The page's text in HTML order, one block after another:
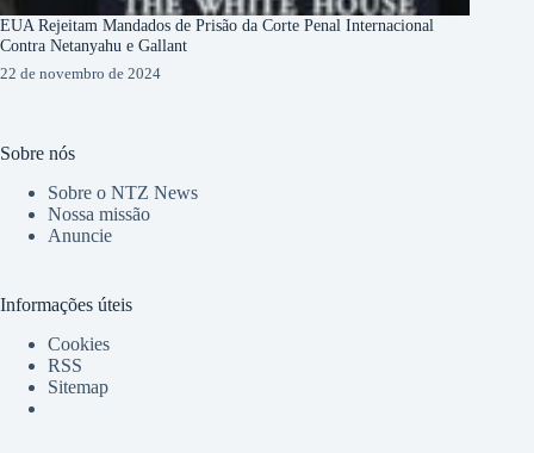
EUA Rejeitam Mandados de Prisão da Corte Penal Internacional
Contra Netanyahu e Gallant
22 de novembro de 2024
Sobre nós
Sobre o NTZ News
Nossa missão
Anuncie
Informações úteis
Cookies
RSS
Sitemap